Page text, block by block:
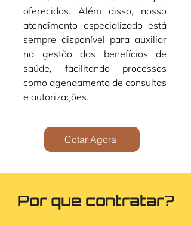
oferecidos. Além disso, nosso
atendimento especializado está
sempre disponível para auxiliar
na gestão dos benefícios de
saúde, facilitando processos
como agendamento de consultas
e autorizações.
Cotar Agora
Por que contratar?